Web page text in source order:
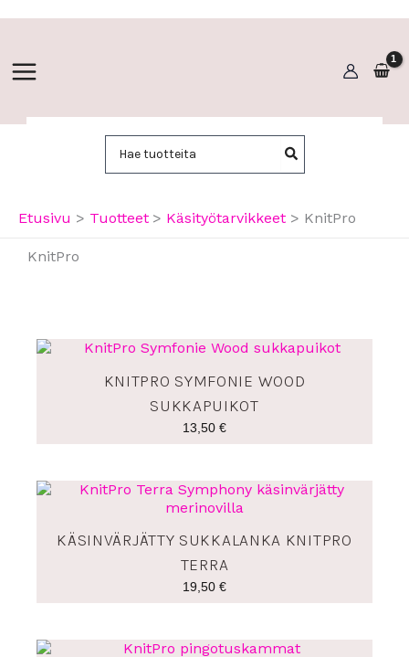
Etusivu Tuotteet Käsityötarvikkeet KnitPro
KnitPro
KNITPRO SYMFONIE WOOD
SUKKAPUIKOT
13,50 €
KÄSINVÄRJÄTTY SUKKALANKA KNITPRO
TERRA
19,50 €